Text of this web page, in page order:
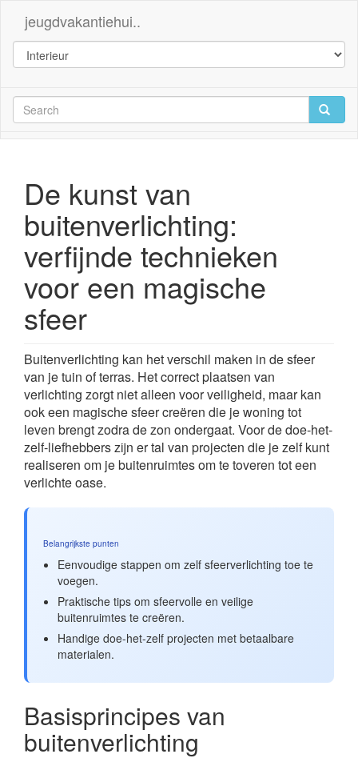
jeugdvakantiehui..
De kunst van
buitenverlichting:
verfijnde technieken
voor een magische
sfeer
Buitenverlichting kan het verschil maken in de sfeer
van je tuin of terras. Het correct plaatsen van
verlichting zorgt niet alleen voor veiligheid, maar kan
ook een magische sfeer creëren die je woning tot
leven brengt zodra de zon ondergaat. Voor de doe-het-
zelf-liefhebbers zijn er tal van projecten die je zelf kunt
realiseren om je buitenruimtes om te toveren tot een
verlichte oase.
Belangrijkste punten
Eenvoudige stappen om zelf sfeerverlichting toe te
voegen.
Praktische tips om sfeervolle en veilige
buitenruimtes te creëren.
Handige doe-het-zelf projecten met betaalbare
materialen.
Basisprincipes van
buitenverlichting